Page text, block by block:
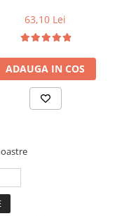
63,10 Lei
ADAUGA IN COS